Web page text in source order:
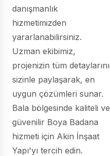
danışmanlık
hizmetimizden
yararlanabilirsiniz.
Uzman ekibimiz,
projenizin tüm detaylarını
sizinle paylaşarak, en
uygun çözümleri sunar.
Bala bölgesinde kaliteli ve
güvenilir Boya Badana
hizmeti için Akin İnşaat
Yapı'yı tercih edin.